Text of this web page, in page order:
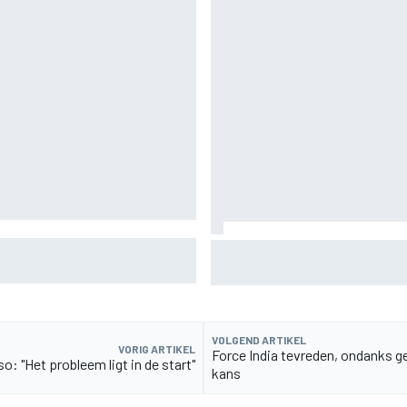
VORIG ARTIKEL
"Het probleem ligt in de start"
VOLGEND ARTIKEL
Force India tevreden, ondanks
kans